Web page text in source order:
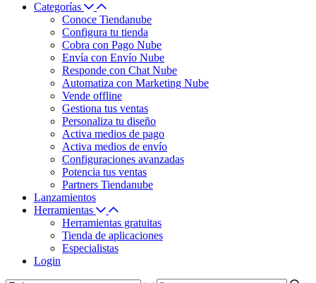
Categorías
Conoce Tiendanube
Configura tu tienda
Cobra con Pago Nube
Envía con Envío Nube
Responde con Chat Nube
Automatiza con Marketing Nube
Vende offline
Gestiona tus ventas
Personaliza tu diseño
Activa medios de pago
Activa medios de envío
Configuraciones avanzadas
Potencia tus ventas
Partners Tiendanube
Lanzamientos
Herramientas
Herramientas gratuitas
Tienda de aplicaciones
Especialistas
Login